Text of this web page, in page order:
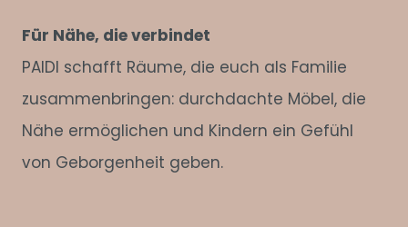
Für Nähe, die verbindet
PAIDI schafft Räume, die euch als Familie
zusammenbringen: durchdachte Möbel, die
Nähe ermöglichen und Kindern ein Gefühl
von Geborgenheit geben.